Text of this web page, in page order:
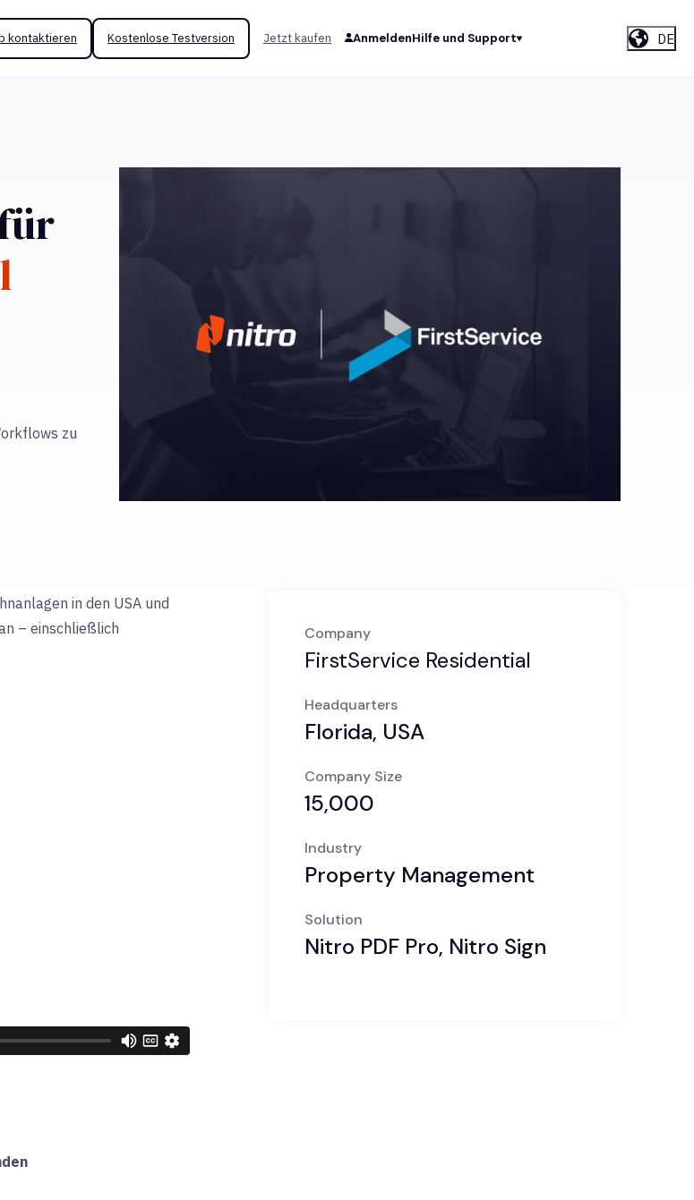
kontaktieren Kostenlose Testversion Jetzt kaufen AnmeldenHilfe und Support DE
zu
in den USA und
– einschließlich
Company
FirstService Residential
Headquarters
Florida, USA
Company Size
15,000
Industry
Property Management
Solution
Nitro PDF Pro, Nitro Sign